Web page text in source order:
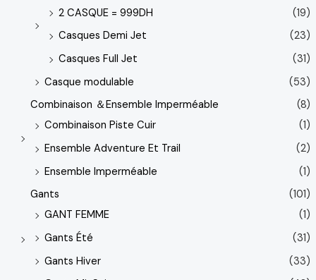
2 CASQUE = 999DH
(19)
Casques Demi Jet
(23)
Casques Full Jet
(31)
Casque modulable
(53)
Combinaison ＆Ensemble Imperméable
(8)
Combinaison Piste Cuir
(1)
Ensemble Adventure Et Trail
(2)
Ensemble Imperméable
(1)
Gants
(101)
GANT FEMME
(1)
Gants Été
(31)
Gants Hiver
(33)